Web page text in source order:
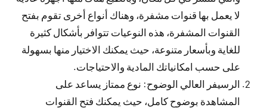
لا يعمل بها قنوات مشفرة، وهناك أنواع أخرى تقوم بفتح
القنوات المشفرة، هذه النوعيات تتوافر بأشكال كثيرة
للغاية وبأسعار متنوعة، حيث يمكنك الاختيار منها بسهولة
على حسب امكانياتك المادية والاحتياجات.
الرسيفر العالي الوضوح: نوع ممتاز يساعد على
المشاهدة بوضوح كامل، حيث يمكنك فتح القنوات